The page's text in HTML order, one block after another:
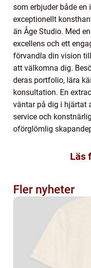
som erbjuder både
exceptionellt
än Åge Studio. Med
excellens och ett
förvandla din vision
att välkomna dig.
deras portfolio, lära
konsultation. En
väntar på dig i hjärtat
service och
oförglömlig
Läs
Fler nyheter